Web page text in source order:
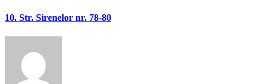
10. Str. Sirenelor nr. 78-80